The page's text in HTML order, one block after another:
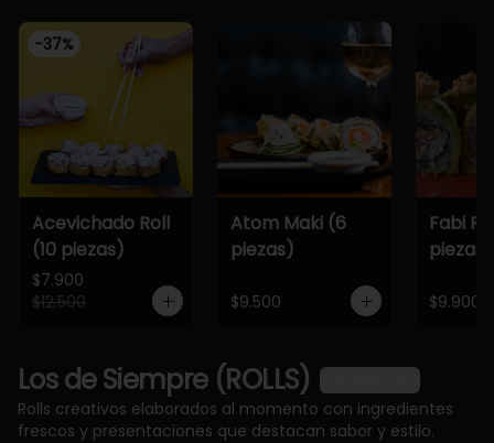
-37%
Acevichado Roll
(10 piezas)
$7.900
$12.500
Atom Maki (6
piezas)
$9.500
Fabi
piezas)
$9.900
Los de Siempre (ROLLS)
Rolls creativos elaborados al momento con ingredientes
frescos y presentaciones que destacan sabor y estilo.